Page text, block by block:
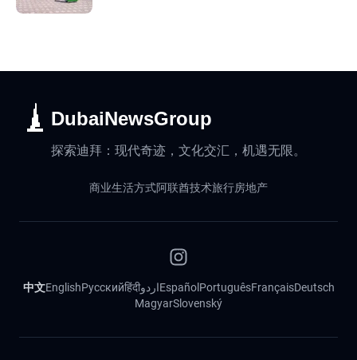
DubaiNewsGroup
探索迪拜：现代奇迹，文化交汇，机遇无限。
商业生活方式阿联酋技术旅行房地产
中文EnglishРусскийहिंदीاردوEspañol PortuguêsFrançaisDeutsch
MagyarSlovenský